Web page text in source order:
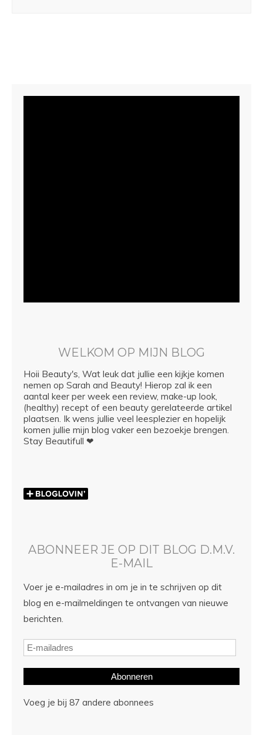
WELKOM OP MIJN BLOG
Hoii Beauty's, Wat leuk dat jullie een kijkje komen
nemen op Sarah and Beauty! Hierop zal ik een
aantal keer per week een review, make-up look,
(healthy) recept of een beauty gerelateerde artikel
plaatsen. Ik wens jullie veel leesplezier en hopelijk
komen jullie mijn blog vaker een bezoekje brengen.
Stay Beautifull ❤
ABONNEER JE OP DIT BLOG D.M.V.
E-MAIL
Voer je e-mailadres in om je in te schrijven op dit
blog en e-mailmeldingen te ontvangen van nieuwe
berichten.
Abonneren
Voeg je bij 87 andere abonnees